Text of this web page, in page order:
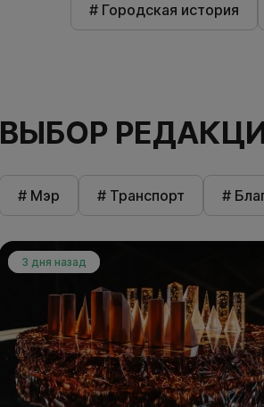
# Городская история
ВЫБОР
# Мэр # Транспорт #
3 дня назад